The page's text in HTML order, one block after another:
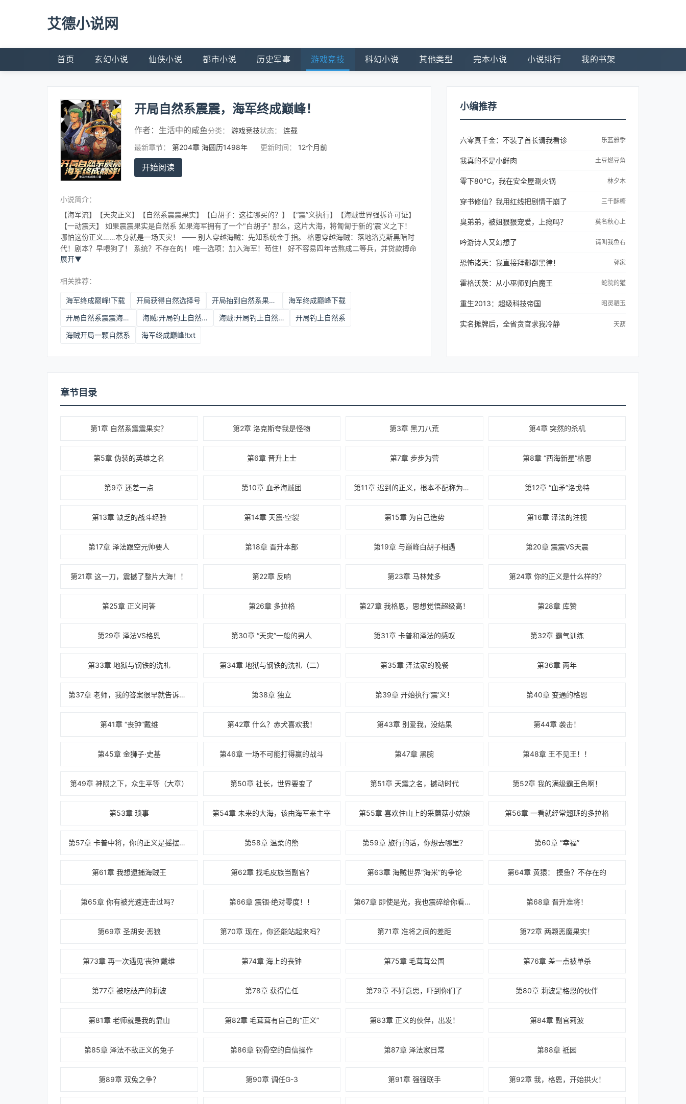
艾德小说网
首页 玄幻小说 仙侠小说 都市小说 历史军事 游戏竞技 科幻小说 其他类型 完本小说 小说排行 我的书架
开局自然系震震，海军终成巅峰！
作者： 生活中的咸鱼分类： 游戏竞技状态：
连载
最新章节：
第204章 海圆历1498年 更新时间： 12个月前
开始阅读
小说简介：
【海军流】【天灾正义】【自然系震震果实】【白胡子：这挂哪买的？】【“震”义执行】【海贼世界强拆许可证】
【一动震天】 如果震震果实是自然系 如果海军拥有了一个"白胡子" 那么，这片大海，将匍匐于新的’震‘义之下！
哪怕这份正义……本身就是一场天灾！ —— 别人穿越海贼：先知系统金手指。 格恩穿越海贼：落地洛克斯黑暗时
代！剧本？早喂狗了！ 系统？不存在的！ 唯一选项：加入海军！苟住！ 好不容易四年苦熬成二等兵，并贷款搏命
托关系混进神之岛战场。 结果中心区还没摸到，最少被霸气震晕了五十多次 可当他最后一次睁开眼睛时，怀中不
鸣！ 元素化身躯即为震源，抬手间空气震颤！ 自然系·天震果实！ 格恩：“？？？这熟悉的特效不应该是超人系
始‘震’义执行了！” 格恩成为元帅的座右铭：“如果正义需要天灾来重塑……那么从今天开始 我的正义，便是天灾！”
展开▼
相关推荐：
海军终成巅峰!下载 开局获得自然选择号 开局抽到自然系果实的小说
海军终成巅峰下载
开局自然系震震海军终成巅峰图片
海贼:开局钓上自然系飞卢 海贼:开局钓上自然系飞卢小说
开局钓上自然系
海贼开局一颗自然系
海军终成巅峰!txt
小编推荐
六零真千金：不装了首长请我看诊 乐蓝雅季
我真的不是小鲜肉 土豆燃豆角
零下80℃，我在安全屋涮火锅 林夕木
穿书修仙？我用红线把剧情干崩了 三千酥糖
臭弟弟，被姐狠狠宠爱，上瘾吗？ 莫名秋心上
吟游诗人又幻想了 请叫我鱼右
恐怖诸天：我直接拜酆都黑律！ 郭家
霍格沃茨：从小巫师到白魔王 蛇院的獾
重生2013：超级科技帝国 昭灵驷玉
实名摊牌后，全省贪官求我冷静 天葫
章节目录
第1章 自然系震震果实？ 第2章 洛克斯夸我是怪物 第3章 黑刀八荒 第4章 突然的杀机
第5章 伪装的英雄之名 第6章 晋升上士 第7章 步步为营 第8章 “西海新星”格恩
第9章 还差一点 第10章 血矛海贼团 第11章 迟到的正义，根本不配称为正义 第12章 “血矛”洛戈特
第13章 缺乏的战斗经验 第14章 天震·空裂 第15章 为自己造势 第16章 泽法的注视
第17章 泽法跟空元帅要人 第18章 晋升本部 第19章 与巅峰白胡子相遇 第20章 震震VS天震
第21章 这一刀，震撼了整片大海！！ 第22章 反响 第23章 马林梵多 第24章 你的正义是什么样的？
第25章 正义问答 第26章 多拉格 第27章 我格恩，思想觉悟超级高！ 第28章 库赞
第29章 泽法VS格恩 第30章 “天灾”一般的男人 第31章 卡普和泽法的感叹 第32章 霸气训练
第33章 地狱与钢铁的洗礼 第34章 地狱与钢铁的洗礼（二） 第35章 泽法家的晚餐 第36章 两年
第37章 老师，我的答案很早就告诉你了 第38章 独立 第39章 开始执行‘震’义！ 第40章 变通的格恩
第41章 “丧钟”戴维 第42章 什么？赤犬喜欢我！ 第43章 别爱我，没结果 第44章 袭击！
第45章 金狮子·史基 第46章 一场不可能打得赢的战斗 第47章 黑腕 第48章 王不见王！！
第49章 神陨之下，众生平等（大章） 第50章 社长，世界要变了 第51章 天震之名，撼动时代 第52章 我的满级霸王色啊！
第53章 琐事 第54章 未来的大海，该由海军来主宰 第55章 喜欢住山上的采蘑菇小姑娘 第56章 一看就经常翘班的多拉格
第57章 卡普中将，你的正义是摇摆的啊！ 第58章 温柔的熊 第59章 旅行的话，你想去哪里？ 第60章 “幸福”
第61章 我想逮捕海贼王 第62章 找毛皮族当副官？ 第63章 海贼世界“海米”的争论 第64章 黄猿： 摸鱼？不存在的
第65章 你有被光速连击过吗？ 第66章 震锢·绝对零度！！ 第67章 即使是光，我也震碎给你看！！ 第68章 晋升准将！
第69章 圣胡安·恶狼 第70章 现在，你还能站起来吗？ 第71章 准将之间的差距 第72章 两颗恶魔果实！
第73章 再一次遇见‘丧钟'戴维 第74章 海上的丧钟 第75章 毛茸茸公国 第76章 差一点被单杀
第77章 被吃破产的莉波 第78章 获得信任 第79章 不好意思，吓到你们了 第80章 莉波是格恩的伙伴
第81章 老师就是我的靠山 第82章 毛茸茸有自己的“正义” 第83章 正义的伙伴，出发！ 第84章 副官莉波
第85章 泽法不敌正义的兔子 第86章 钢骨空的自信操作 第87章 泽法家日常 第88章 祗园
第89章 双兔之争？ 第90章 调任G-3 第91章 强强联手 第92章 我，格恩，开始拱火！